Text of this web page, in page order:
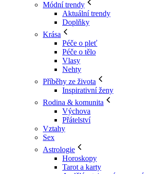
Módní trendy
Aktuální trendy
Doplňky
Krása
Péče o pleť
Péče o tělo
Vlasy
Nehty
Příběhy ze života
Inspirativní ženy
Rodina & komunita
Výchova
Přátelství
Vztahy
Sex
Astrologie
Horoskopy
Tarot a karty